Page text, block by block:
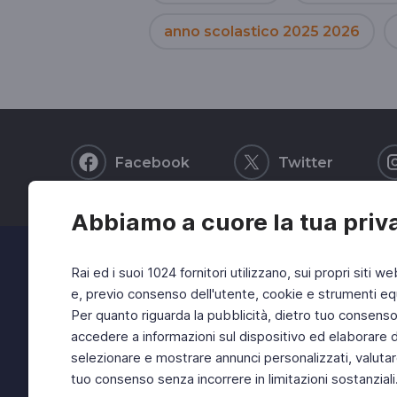
Abbiamo a cuore la tua
Rai ed i suoi 1024 fornitori utilizzano, sui propri siti
e, previo consenso dell'utente, cookie e strumenti
Per quanto riguarda la pubblicità, dietro tuo
accedere a informazioni sul dispositivo ed elaborare
selezionare e mostrare annunci personalizzati,
tuo consenso senza incorrere in limitazioni
anno scolastico 2025 2026
Facebook Twitter